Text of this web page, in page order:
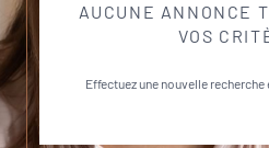
AUCUNE ANNONCE
VOS
Effectuez une nouvelle